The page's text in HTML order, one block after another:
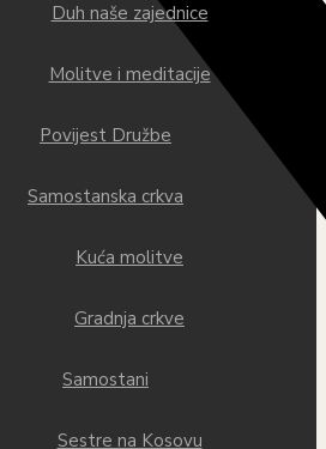
Duh naše zajednice
Molitve i meditacije
Povijest Družbe
Samostanska crkva
Kuća molitve
Gradnja crkve
Samostani
Sestre na Kosovu